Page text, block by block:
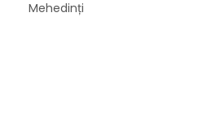
Mehedinți